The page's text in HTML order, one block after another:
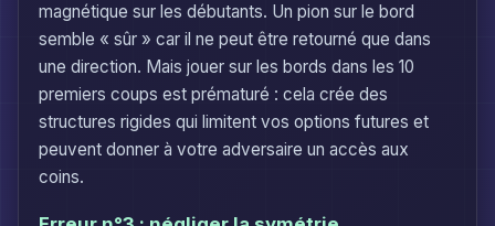
magnétique sur les débutants. Un pion sur le bord
semble « sûr » car il ne peut être retourné que dans
une direction. Mais jouer sur les bords dans les 10
premiers coups est prématuré : cela crée des
structures rigides qui limitent vos options futures et
peuvent donner à votre adversaire un accès aux
coins.